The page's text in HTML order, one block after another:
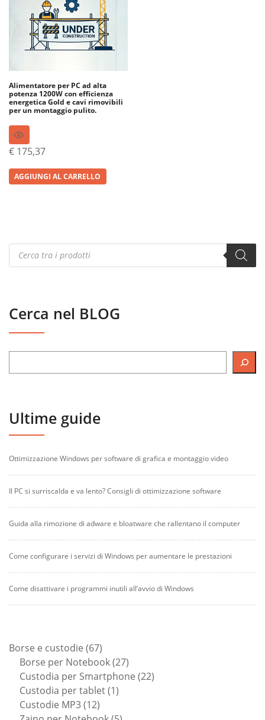
Alimentatore per PC ad alta
potenza 1200W con efficienza
energetica Gold e cavi rimovibili
per un montaggio pulito.
€ 175,37
AGGIUNGI AL CARRELLO
Products
search
Cerca nel BLOG
Ultime guide
Ottimizzazione Windows per software di grafica e montaggio video
Il PC si surriscalda e va lento? Consigli di ottimizzazione software
Guida alla rimozione di adware e bloatware che rallentano il computer
Come configurare i servizi di Windows per aumentare le prestazioni
Come disattivare i programmi inutili all’avvio di Windows
Borse e custodie 6767
prodotti
Borse per Notebook 2727
prodotti
Custodia per Smartphone 2222
Custodia per tablet 11
Custodie MP3 1212